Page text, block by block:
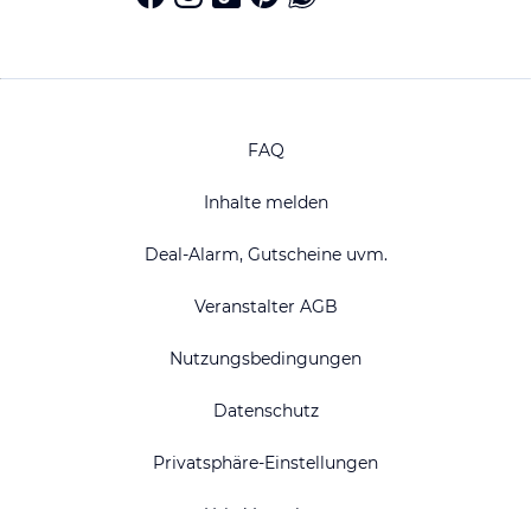
FAQ
Inhalte melden
Deal-Alarm, Gutscheine uvm.
Veranstalter AGB
Nutzungsbedingungen
Datenschutz
Privatsphäre-Einstellungen